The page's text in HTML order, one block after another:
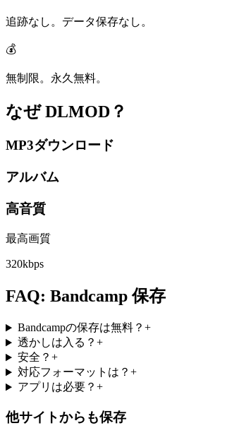
追跡なし。データ保存なし。
💰
無制限。永久無料。
なぜ DLMOD？
MP3ダウンロード
アルバム
高音質
最高画質
320kbps
FAQ: Bandcamp 保存
Bandcampの保存は無料？ +
透かしは入る？ +
安全？ +
対応フォーマットは？ +
アプリは必要？ +
他サイトからも保存